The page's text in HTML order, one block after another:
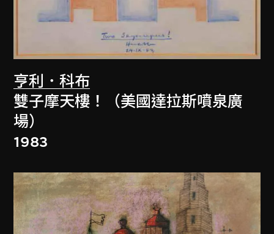
亨利．科布
雙子摩天樓！（美國達拉斯噴泉廣
場）
1983